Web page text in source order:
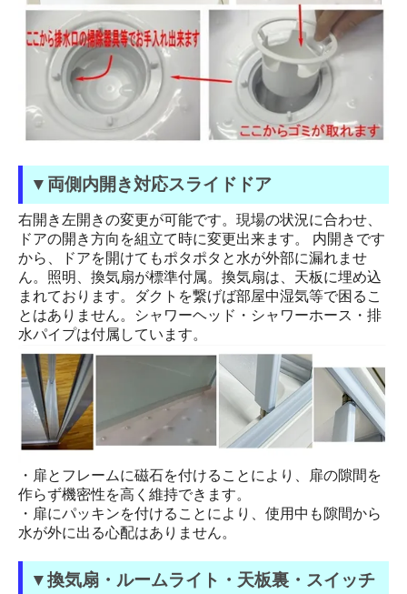
▼両側内開き対応スライドドア
右開き左開きの変更が可能です。現場の状況に合わせ、
ドアの開き方向を組立て時に変更出来ます。 内開きです
から、ドアを開けてもポタポタと水が外部に漏れませ
ん。照明、換気扇が標準付属。換気扇は、天板に埋め込
まれております。ダクトを繋げば部屋中湿気等で困るこ
とはありません。シャワーヘッド・シャワーホース・排
水パイプは付属しています。
・扉とフレームに磁石を付けることにより、扉の隙間を
作らず機密性を高く維持できます。
・扉にパッキンを付けることにより、使用中も隙間から
水が外に出る心配はありません。
▼換気扇・ルームライト・天板裏・スイッチ